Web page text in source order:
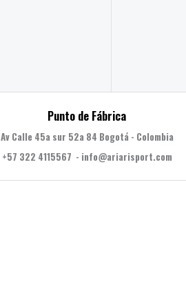
Punto de Fábrica
Av Calle 45a sur 52a 84 Bogotá - Colombia
+57 322 4115567 - info@ariarisport.com